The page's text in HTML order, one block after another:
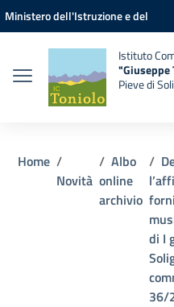
Vai ai contenuti
Vai al menu di navigazione
Vai al footer
Ministero dell'Istruzione e del
Istituto
"Giuseppe
Pieve di
Home
Novità
Albo
online
archivio
di I
36/